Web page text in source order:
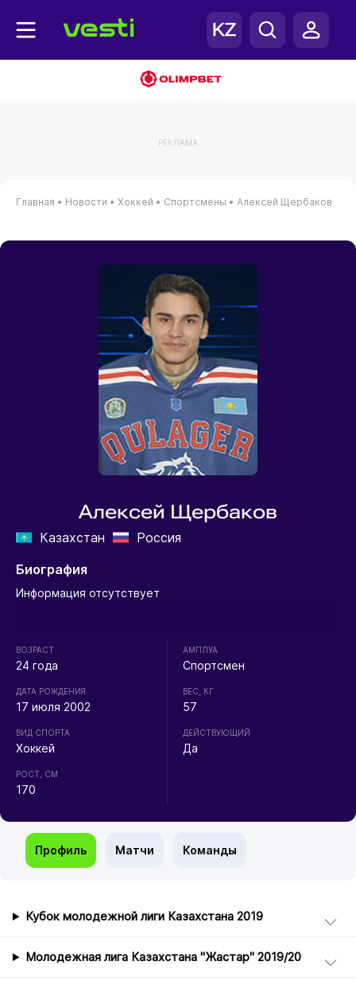
РЕКЛАМА
Главная • Новости • Хоккей • Спортсмены • Алексей Щербаков
Алексей Щербаков
Казахстан
Россия
Биография
Информация отсутствует
ВОЗРАСТ
24 года
ДАТА РОЖДЕНИЯ
17 июля 2002
ВИД СПОРТА
Хоккей
РОСТ, СМ
170
АМПЛУА
Спортсмен
ВЕС, КГ
57
ДЕЙСТВУЮЩИЙ
Да
Профиль Матчи Команды
Кубок молодежной лиги Казахстана 2019
Молодежная лига Казахстана "Жастар" 2019/20